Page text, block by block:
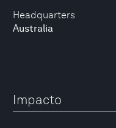
Headquarters
Australia
Impacto